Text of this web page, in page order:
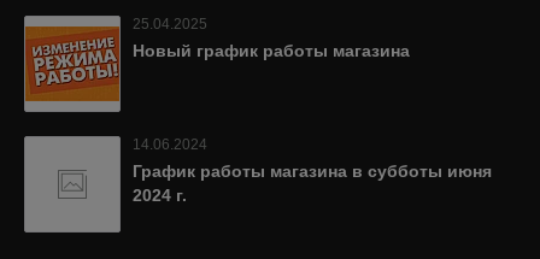
25.04.2025
Новый график работы магазина
14.06.2024
График работы магазина в субботы июня
2024 г.